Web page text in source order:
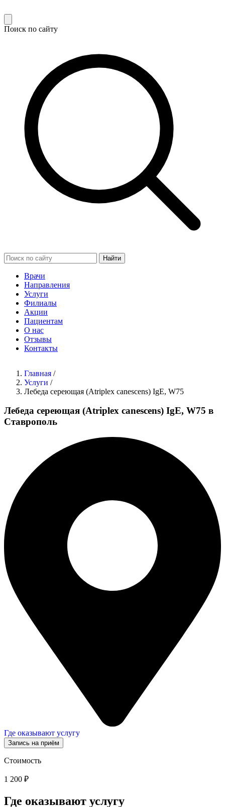
Поиск по сайту
Найти
Врачи
Направления
Услуги
Филиалы
Акции
Пациентам
О нас
Отзывы
Контакты
Главная /
Услуги /
Лебеда сереющая (Atriplex canescens) IgE, W75
Лебеда сереющая (Atriplex canescens) IgE, W75 в
Ставрополь
Где оказывают услугу
Запись на приём
Стоимость
1 200 ₽
Где оказывают услугу